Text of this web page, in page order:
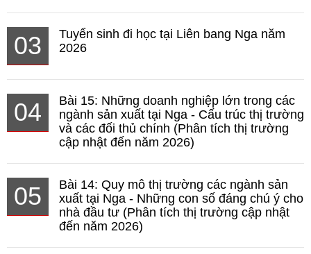
03
Tuyển sinh đi học tại Liên bang Nga năm
2026
04
Bài 15: Những doanh nghiệp lớn trong các
ngành sản xuất tại Nga - Cấu trúc thị trường
và các đối thủ chính (Phân tích thị trường
cập nhật đến năm 2026)
05
Bài 14: Quy mô thị trường các ngành sản
xuất tại Nga - Những con số đáng chú ý cho
nhà đầu tư (Phân tích thị trường cập nhật
đến năm 2026)